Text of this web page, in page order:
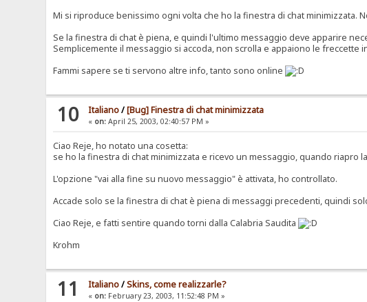
Mi si riproduce benissimo ogni volta che ho la finestra di chat minimizzata.
Se la finestra di chat è piena, e quindi l'ultimo messaggio deve apparire
Semplicemente il messaggio si accoda, non scrolla e appaiono le freccette
Fammi sapere se ti servono altre info, tanto sono online
10 Italiano/[Bug] Finestra di chat minimizzata
« on: April 25, 2003, 02:40:57 PM »
Ciao Reje, ho notato una cosetta:
se ho la finestra di chat minimizzata e ricevo un messaggio, quando
L'opzione "vai alla fine su nuovo messaggio" è attivata, ho controllato.
Accade solo se la finestra di chat è piena di messaggi precedenti, quindi
Ciao Reje, e fatti sentire quando torni dalla Calabria Saudita
Krohm
11 Italiano/Skins, come realizzarle?
« on: February 23, 2003, 11:52:48 PM »